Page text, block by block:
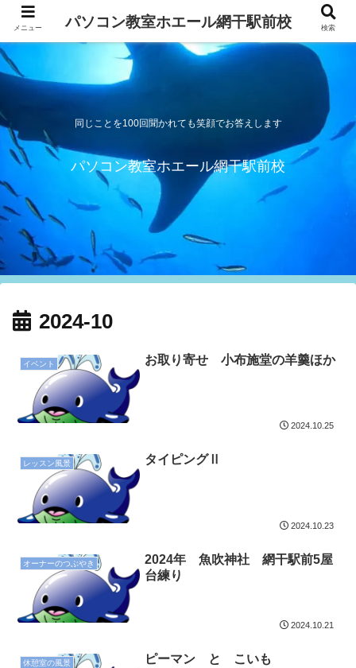
同じことを100回聞かれても笑顔でお答えします
パソコン教室ホエール網干駅前校
2024-10
イベント お取り寄せ 小布施堂の羊羹ほか
2024.10.25
レッスン風景 タイピングⅡ
2024.10.23
オーナーのつぶやき
2024年 魚吹神社 網干駅前5屋
台練り
2024.10.21
休憩室の風景 ピーマン と こいも
メニュー パソコン教室ホエール網干駅前校 検索